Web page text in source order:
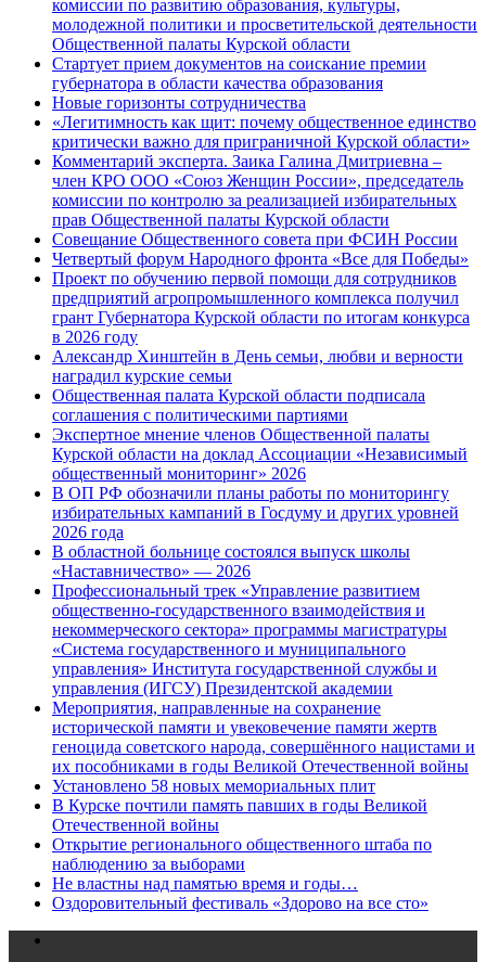
комиссии по развитию образования, культуры,
молодежной политики и просветительской деятельности
Общественной палаты Курской области
Стартует прием документов на соискание премии
губернатора в области качества образования
Новые горизонты сотрудничества
«Легитимность как щит: почему общественное единство
критически важно для приграничной Курской области»
Комментарий эксперта. Заика Галина Дмитриевна –
член КРО ООО «Союз Женщин России», председатель
комиссии по контролю за реализацией избирательных
прав Общественной палаты Курской области
Совещание Общественного совета при ФСИН России
Четвертый форум Народного фронта «Все для Победы»
Проект по обучению первой помощи для сотрудников
предприятий агропромышленного комплекса получил
грант Губернатора Курской области по итогам конкурса
в 2026 году
Александр Хинштейн в День семьи, любви и верности
наградил курские семьи
Общественная палата Курской области подписала
соглашения с политическими партиями
Экспертное мнение членов Общественной палаты
Курской области на доклад Ассоциации «Независимый
общественный мониторинг» 2026
В ОП РФ обозначили планы работы по мониторингу
избирательных кампаний в Госдуму и других уровней
2026 года
В областной больнице состоялся выпуск школы
«Наставничество» — 2026
Профессиональный трек «Управление развитием
общественно-государственного взаимодействия и
некоммерческого сектора» программы магистратуры
«Система государственного и муниципального
управления» Института государственной службы и
управления (ИГСУ) Президентской академии
Мероприятия, направленные на сохранение
исторической памяти и увековечение памяти жертв
геноцида советского народа, совершённого нацистами и
их пособниками в годы Великой Отечественной войны
Установлено 58 новых мемориальных плит
В Курске почтили память павших в годы Великой
Отечественной войны
Открытие регионального общественного штаба по
наблюдению за выборами
Не властны над памятью время и годы…
Оздоровительный фестиваль «Здорово на все сто»